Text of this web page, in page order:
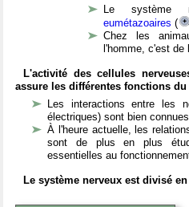
Le système
eumétazoaires (
Chez les
l'homme, c'est
L'activité des cellules
assure les différentes fonctions du
Les interactions entre les
électriques) sont bien
À l'heure actuelle, les
sont de plus en plus
essentielles au
Le système nerveux est divisé